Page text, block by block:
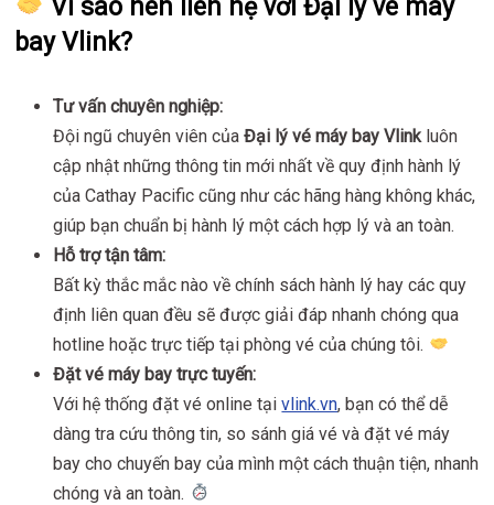
Vì sao nên liên hệ với Đại lý vé máy
bay Vlink?
Tư vấn chuyên nghiệp:
Đội ngũ chuyên viên củaĐại lý vé máy bay Vlinkluôn
cập nhật những thông tin mới nhất về quy định hành lý
của Cathay Pacific cũng như các hãng hàng không khác,
giúp bạn chuẩn bị hành lý một cách hợp lý và an toàn.
Hỗ trợ tận tâm:
Bất kỳ thắc mắc nào về chính sách hành lý hay các quy
định liên quan đều sẽ được giải đáp nhanh chóng qua
hotline hoặc trực tiếp tại phòng vé của chúng tôi.
Đặt vé máy bay trực tuyến:
Với hệ thống đặt vé online tạivlink.vn, bạn có thể dễ
dàng tra cứu thông tin, so sánh giá vé và đặt vé máy
bay cho chuyến bay của mình một cách thuận tiện, nhanh
chóng và an toàn.